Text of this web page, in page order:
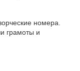
номера.
грамоты и